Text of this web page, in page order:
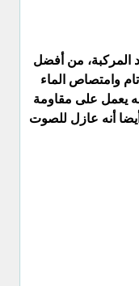
المركبة، من أفضل
وامتصاص الماء
يعمل على مقاومة
أيضا أنه عازل للصوت